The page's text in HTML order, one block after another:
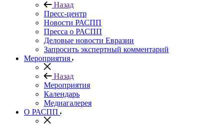
Назад
Пресс-центр
Новости РАСПП
Пресса о РАСПП
Деловые новости Евразии
Запросить экспертный комментарий
Мероприятия
Назад
Мероприятия
Календарь
Медиагалерея
О РАСПП